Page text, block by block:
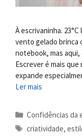
À escrivaninha.
vento gelado brinca
notebook, mas aqui,
Escrever é mais
expande
Ler mais
Categorias
Confidências da
Tags
criatividade,